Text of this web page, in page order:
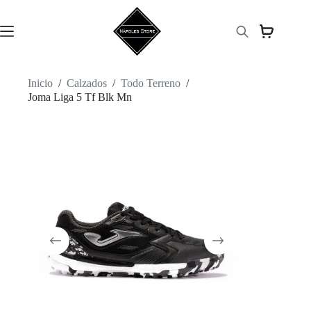
contenido
Inicio / Calzados / Todo Terreno /
Joma Liga 5 Tf Blk Mn